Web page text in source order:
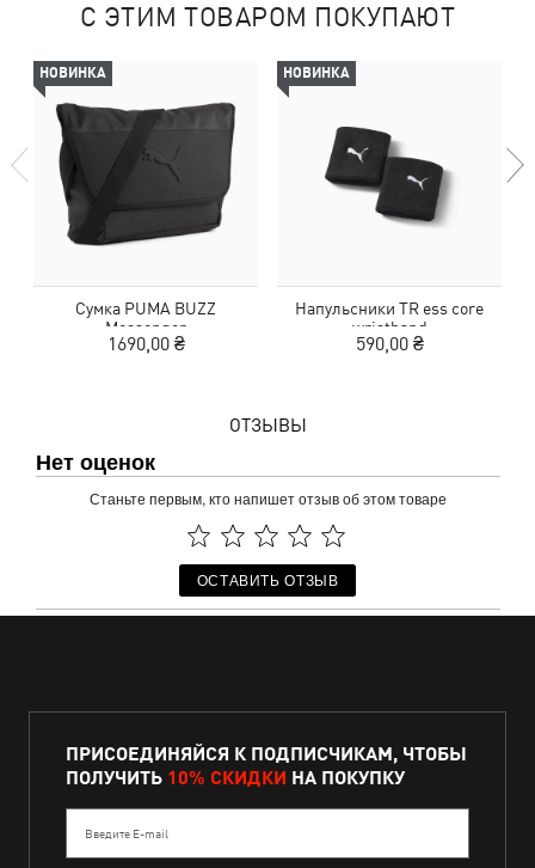
С ЭТИМ ТОВАРОМ ПОКУПАЮТ
НОВИНКА
Сумка PUMA BUZZ
Messenger
1690,00 ₴
НОВИНКА
Напульсники TR ess core
wristband
590,00 ₴
ОТЗЫВЫ
Нет оценок
Станьте первым, кто напишет отзыв об этом товаре
ОСТАВИТЬ ОТЗЫВ
ПРИСОЕДИНЯЙСЯ К ПОДПИСЧИКАМ, ЧТОБЫ
ПОЛУЧИТЬ 10% СКИДКИ НА ПОКУПКУ
Введите E-mail